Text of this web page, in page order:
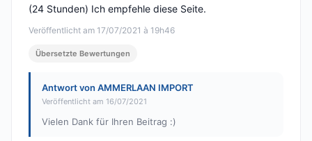
Veröffentlicht am 17/07/2021 à 19h46
(24 Stunden) Ich empfehle diese Seite.
Übersetzte Bewertungen
Antwort von AMMERLAAN IMPORT
Veröffentlicht am 16/07/2021
Vielen Dank für Ihren Beitrag :)